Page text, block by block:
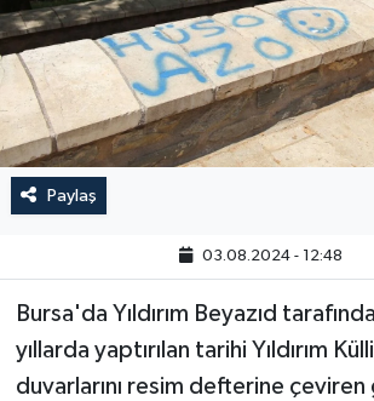
Paylaş
03.08.2024 - 12:48
Bursa'da Yıldırım Beyazıd
yıllarda yaptırılan tarihi Yıldırım
duvarlarını resim defterine